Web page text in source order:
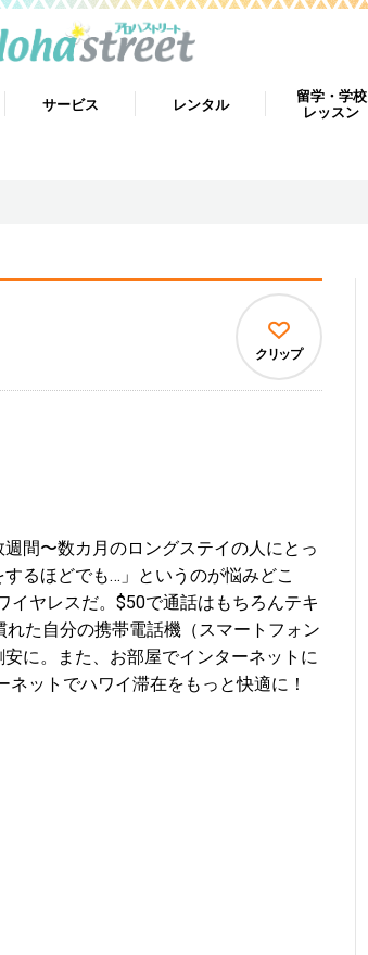
サービス レンタル
留学・学校
レッスン
クリップ
間〜数カ月のロングステイの人にとっ
るほどでも…」というのが悩みどこ
イヤレスだ。$50で通話はもちろんテキ
た自分の携帯電話機（スマートフォン
に。また、お部屋でインターネットに
ットでハワイ滞在をもっと快適に！